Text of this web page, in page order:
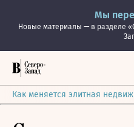
Мы
Новые материалы — в разделе
Как меняется элитная